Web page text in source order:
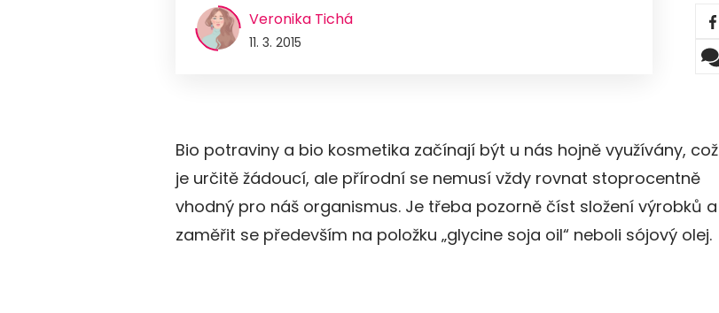
Veronika Tichá
11. 3. 2015
Bio potraviny a bio kosmetika začínají být u nás hojně využívány, což
je určitě žádoucí, ale přírodní se nemusí vždy rovnat stoprocentně
vhodný pro náš organismus. Je třeba pozorně číst složení výrobků a
zaměřit se především na položku „glycine soja oil“ neboli sójový olej.